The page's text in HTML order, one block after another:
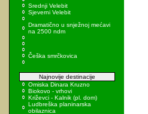
Srednji Velebit
Sjeverni Velebit
Dramatično u snježnoj mećavi
na 2500 ndm
Češka smrčkovica
Najnovije destinacije
Omiska Dinara Kruzno
Biokovo - vrhovi
Križevci - Kalnik (pl. dom)
Ludbreška planinarska
obilaznica